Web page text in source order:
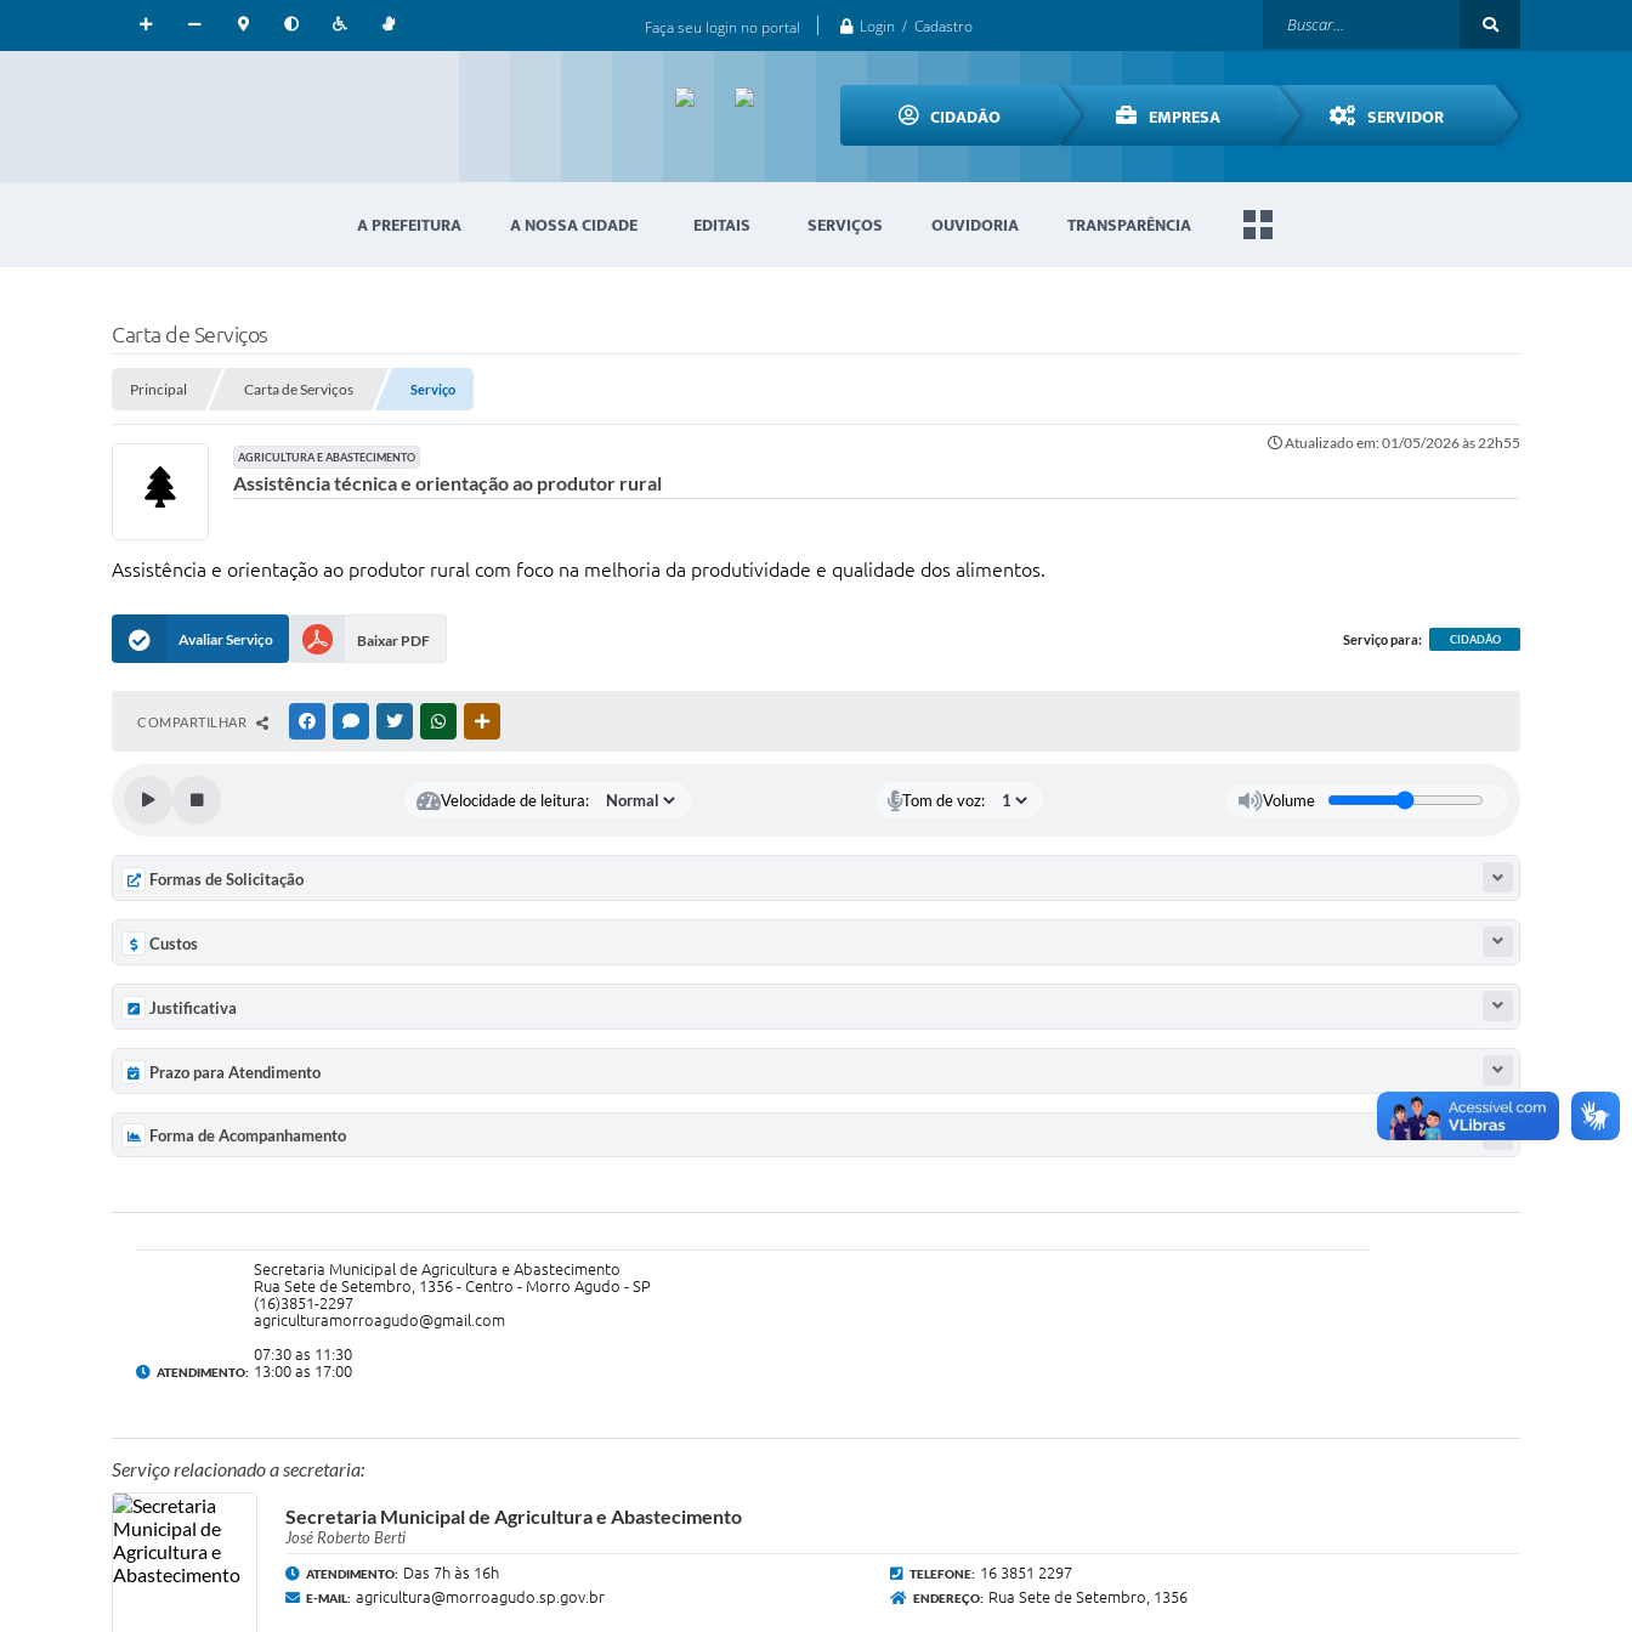
Faça seu login no portal Login / Cadastro
CIDADÃO EMPRESA SERVIDOR
A PREFEITURA A NOSSA CIDADE EDITAIS SERVIÇOS OUVIDORIA TRANSPARÊNCIA
Carta de Serviços
Principal Carta de Serviços Serviço
Atualizado em: 01/05/2026 às 22h55
AGRICULTURA E ABASTECIMENTO
Assistência técnica e orientação ao produtor rural
Assistência e orientação ao produtor rural com foco na melhoria da produtividade e qualidade dos alimentos.
Avaliar Serviço Baixar PDF Serviço para: CIDADÃO
COMPARTILHAR FACEBOOKMESSENGER
TWITTERWHATSAPP
Velocidade de leitura: Tom de voz: Volume
Formas de Solicitação
Custos
Justificativa
Prazo para Atendimento
Forma de Acompanhamento
ATENDIMENTO:
Secretaria Municipal de Agricultura e Abastecimento
Rua Sete de Setembro, 1356 - Centro - Morro Agudo - SP
(16)3851-2297
agriculturamorroagudo@gmail.com
07:30 as 11:30
​13:00 as 17:00
Serviço relacionado a secretaria:
Secretaria Municipal de Agricultura e Abastecimento
José Roberto Berti
ATENDIMENTO: Das 7h às 16h TELEFONE: 16 3851 2297
E-MAIL: agricultura@morroagudo.sp.gov.br ENDEREÇO: Rua Sete de Setembro, 1356